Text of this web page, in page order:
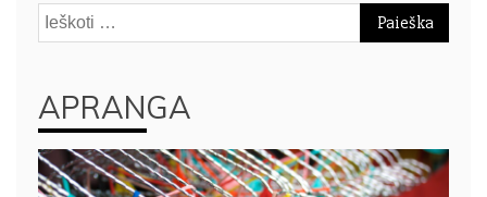
Ieškoti:
APRANGA